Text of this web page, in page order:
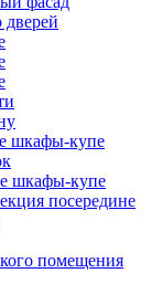
дверей
шкафы-купе
шкафы-купе
посередине
помещения